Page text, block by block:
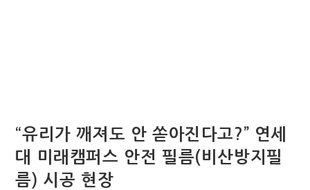
“유리가 깨져도 안 쏟아진다고?” 연세
대 미래캠퍼스 안전 필름(비산방지필
름) 시공 현장